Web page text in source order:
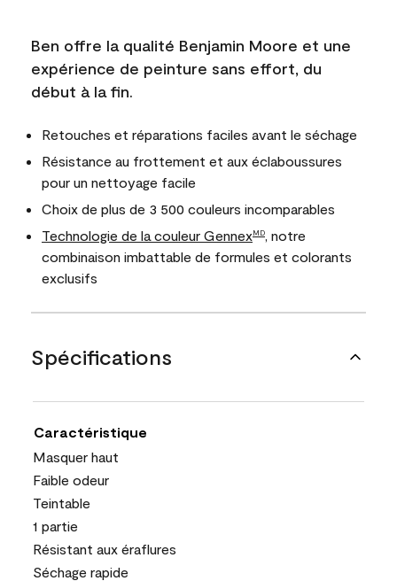
Ben offre la qualité Benjamin Moore et une
expérience de peinture sans effort, du
début à la fin.
Retouches et réparations faciles avant le séchage
Résistance au frottement et aux éclaboussures
pour un nettoyage facile
Choix de plus de 3 500 couleurs incomparables
Technologie de la couleur GennexMD
, notre
combinaison imbattable de formules et colorants
exclusifs
Spécifications
Caractéristique
Masquer haut
Faible odeur
Teintable
1 partie
Résistant aux éraflures
Séchage rapide